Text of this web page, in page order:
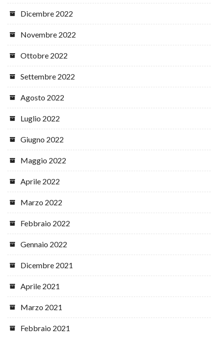
Dicembre 2022
Novembre 2022
Ottobre 2022
Settembre 2022
Agosto 2022
Luglio 2022
Giugno 2022
Maggio 2022
Aprile 2022
Marzo 2022
Febbraio 2022
Gennaio 2022
Dicembre 2021
Aprile 2021
Marzo 2021
Febbraio 2021